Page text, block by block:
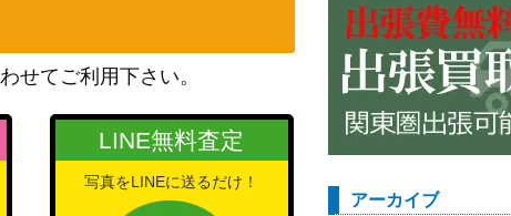
せてご利用下さい。
LINE無料査定
写真をLINEに送るだけ！
アーカイブ